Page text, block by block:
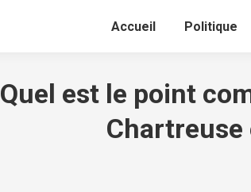
Accueil
Politique
Quel est le point
Chartreuse